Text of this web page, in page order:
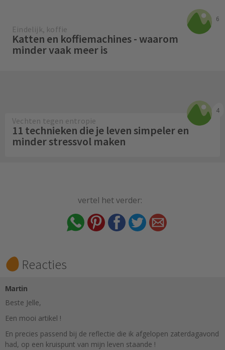
6
Eindelijk, koffie
Katten en koffiemachines - waarom
minder vaak meer is
4
Vechten tegen entropie
11 technieken die je leven simpeler en
minder stressvol maken
vertel het verder:
Reacties
Martin
Beste Jelle,
Een mooi artikel !
En precies passend bij de reflectie die ik afgelopen zaterdagavond
had, op een kruispunt van mijn leven staande !